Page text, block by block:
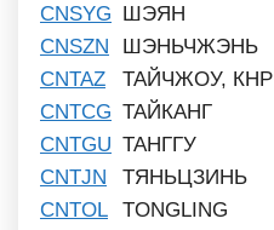
CNSYG
ШЭЯН
CNSZN
ШЭНЬЧЖЭНЬ
CNTAZ
ТАЙЧЖОУ, КНР
CNTCG ТАЙКАНГ
CNTGU ТАНГГУ
CNTJN
ТЯНЬЦЗИНЬ
CNTOL
TONGLING